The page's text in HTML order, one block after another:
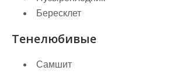
Бересклет
Тенелюбивые
Самшит